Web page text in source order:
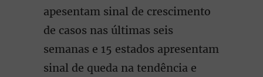
apesentam sinal de crescimento
de casos nas últimas seis
semanas e 15 estados apresentam
sinal de queda na tendência e